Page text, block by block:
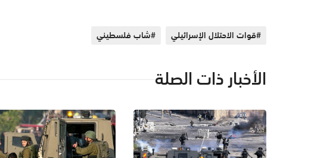
#قوات الاحتلال الإسرائيلي #شاب فلسطيني
الأخبار ذات الصلة